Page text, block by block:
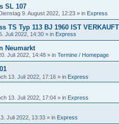
SL 107
9. August 2022, 12:23 » in Express
TS Typ 113 BJ 1960 IST VERKAUFT
Juli 2022, 14:30 » in Express
Neumarkt
Juli 2022, 14:48 » in Termine / Homepage
13. Juli 2022, 17:16 » in Express
13. Juli 2022, 17:04 » in Express
Juli 2022, 13:33 » in Express